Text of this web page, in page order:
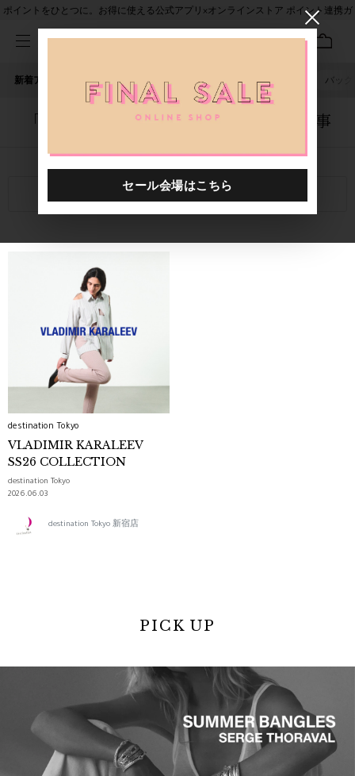
ポイントをひとつに。お得に使える公式アプリ×オンラインストア ポイント連携ガ
新着アイテム 人気ワード セール 40th限定 バッグ
「1058901.2610018.0013」に関する記事
関連キーワード
destination Tokyo
VLADIMIR KARALEEV
SS26 COLLECTION
destination Tokyo
2026.06.03
destination Tokyo 新宿店
PICK UP